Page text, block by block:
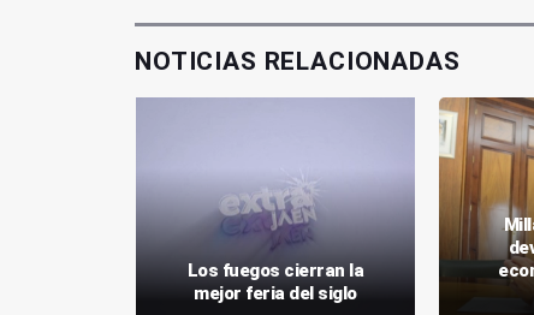
NOTICIAS RELACIONADAS
Los fuegos cierran la
mejor feria del siglo